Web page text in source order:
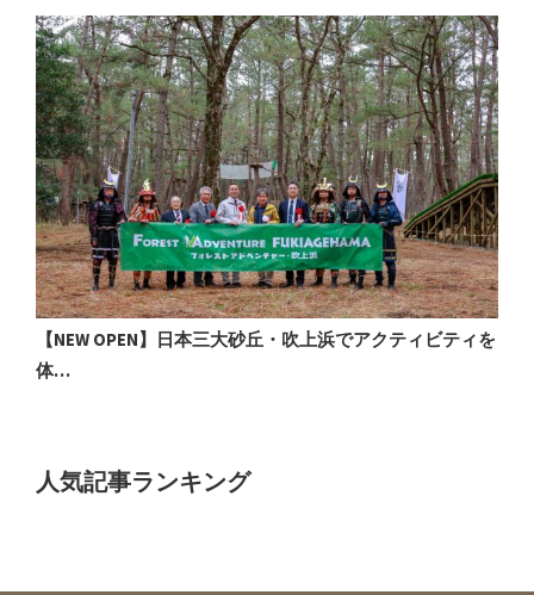
【NEW OPEN】日本三大砂丘・吹上浜でアクティビティを
体…
人気記事ランキング